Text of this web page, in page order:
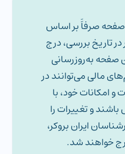
صفحه صرفاََ بر اساس
تاریخ بررسی، درج
به‌روزرسانی
مالی می‌توانند در
امکانات خود، با
باشند و تغییرات را
ایران بروکر،
خواهند شد.